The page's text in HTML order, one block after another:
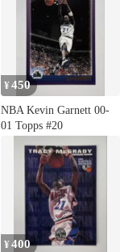
¥450
NBA Kevin Garnett 00-
01 Topps #20
¥400